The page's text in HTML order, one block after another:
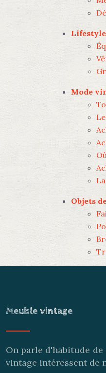
Mode
Objets
Meuble vintage
On parle d'habitude
vintage intéressent de